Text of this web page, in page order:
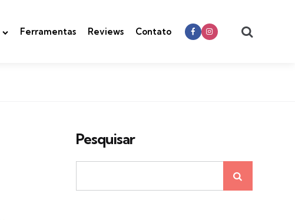
Ferramentas Reviews Contato
Pesquisar